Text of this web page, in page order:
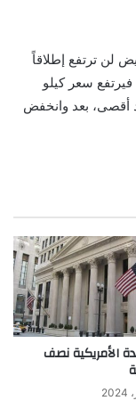
لن ترتفع إطلاقاً
سعر كيلو
من 60 إلى 65 جنيهاً كحد أقصى، بعد وانخفض
الأمريكية نصف